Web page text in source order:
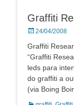
Graffiti
Posted
24/04/2008
Graffiti
“Graffiti
leds para
do graffiti a
(via Boing